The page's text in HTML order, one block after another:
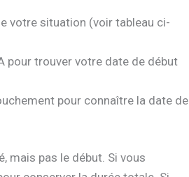
votre situation (voir tableau ci-
pour trouver votre date de début
pour connaître la date de
mais pas le début. Si vous